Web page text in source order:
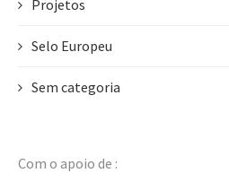
Projetos
Selo Europeu
Sem categoria
Com o apoio de :